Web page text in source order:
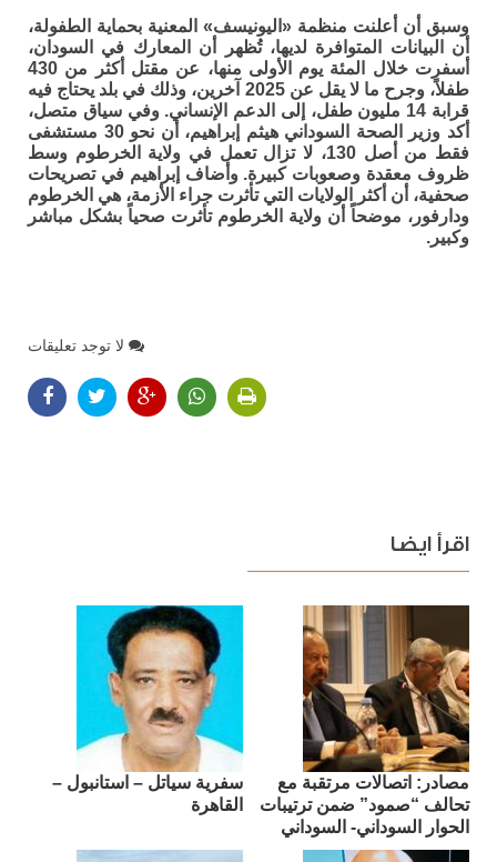
وسبق أن أعلنت منظمة «اليونيسف» المعنية بحماية الطفولة،
أن البيانات المتوافرة لديها، تُظهر أن المعارك في السودان،
أسفرت خلال المئة يوم الأولى منها، عن مقتل أكثر من 430
طفلاً، وجرح ما لا يقل عن 2025 آخرين، وذلك في بلد يحتاج فيه
قرابة 14 مليون طفل، إلى الدعم الإنساني. وفي سياق متصل،
أكد وزير الصحة السوداني هيثم إبراهيم، أن نحو 30 مستشفى
فقط من أصل 130، لا تزال تعمل في ولاية الخرطوم وسط
ظروف معقدة وصعوبات كبيرة. وأضاف إبراهيم في تصريحات
صحفية، أن أكثر الولايات التي تأثرت جراء الأزمة، هي الخرطوم
ودارفور، موضحاً أن ولاية الخرطوم تأثرت صحياً بشكل مباشر
وكبير.
لا توجد تعليقات
اقرأ ايضا
مصادر: اتصالات مرتقبة مع
تحالف “صمود” ضمن ترتيبات
الحوار السوداني- السوداني
سفرية سياتل – استانبول –
القاهرة